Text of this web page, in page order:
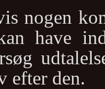
nogen
have
efter den.